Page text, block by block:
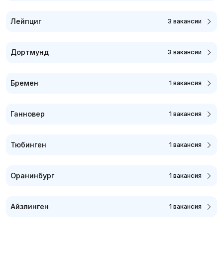
Лейпциг 3 вакансии
Дортмунд 3 вакансии
Бремен 1 вакансия
Ганновер 1 вакансия
Тюбинген 1 вакансия
Оранинбург 1 вакансия
Айзлинген 1 вакансия